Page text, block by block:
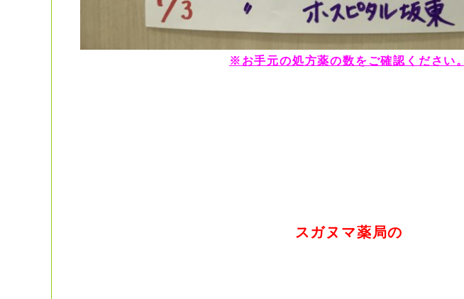
※お手元の処方薬の数をご確認ください。
スガヌマ薬局の